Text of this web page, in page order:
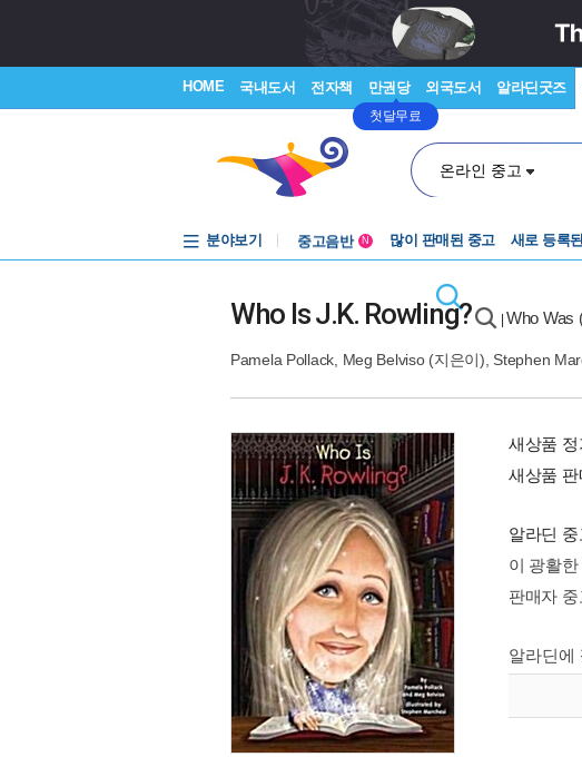
HOME 국내도서 전자책 만권당
첫달무료
외국도서 알라딘굿즈
온라인 중고
분야보기
중고음반
N 많이 판매된 중고 새로 등록
Who Is J.K. Rowling? |Who Was
Pamela Pollack Meg Belviso(지은이), Stephen
새상품 정
새상품 판
알라딘 중
이 광활한
판매자 중
알라딘에